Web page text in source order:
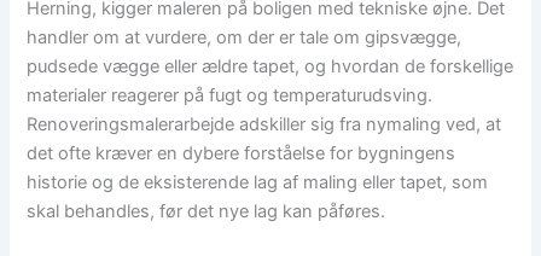
Herning, kigger maleren på boligen med tekniske øjne. Det
handler om at vurdere, om der er tale om gipsvægge,
pudsede vægge eller ældre tapet, og hvordan de forskellige
materialer reagerer på fugt og temperaturudsving.
Renoveringsmalerarbejde adskiller sig fra nymaling ved, at
det ofte kræver en dybere forståelse for bygningens
historie og de eksisterende lag af maling eller tapet, som
skal behandles, før det nye lag kan påføres.